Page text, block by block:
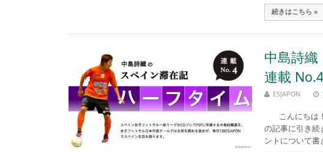
続きはこちら »
中島詩織
連載 No.4
ESJAPON
こんにちは
の記事に引き続
ントについて